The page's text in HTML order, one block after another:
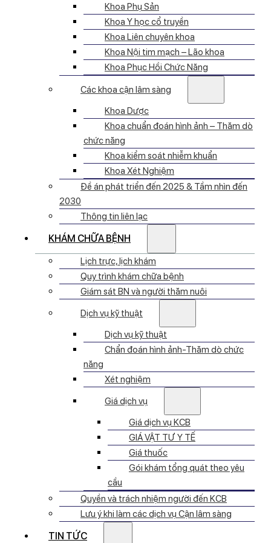
Khoa Phụ Sản
Khoa Y học cổ truyền
Khoa Liên chuyên khoa
Khoa Nội tim mạch – Lão khoa
Khoa Phục Hồi Chức Năng
Các khoa cận lâm sàng
Khoa Dược
Khoa chuẩn đoán hình ảnh – Thăm dò
chức năng
Khoa kiểm soát nhiễm khuẩn
Khoa Xét Nghiệm
Đề án phát triển đến 2025 & Tầm nhìn đến
2030
Thông tin liên lạc
KHÁM CHỮA BỆNH
Lịch trực, lịch khám
Quy trình khám chữa bệnh
Giám sát BN và người thăm nuôi
Dịch vụ kỹ thuật
Dịch vụ kỹ thuật
Chẩn đoán hình ảnh-Thăm dò chức
năng
Xét nghiệm
Giá dịch vụ
Giá dịch vụ KCB
GIÁ VẬT TƯ Y TẾ
Giá thuốc
Gói khám tổng quát theo yêu
cầu
Quyền và trách nhiệm người đến KCB
Lưu ý khi làm các dịch vụ Cận lâm sàng
TIN TỨC